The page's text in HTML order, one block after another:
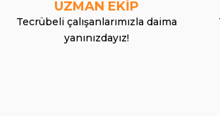
UZMAN EKİP
Tecrübeli çalışanlarımızla daima
yanınızdayız!